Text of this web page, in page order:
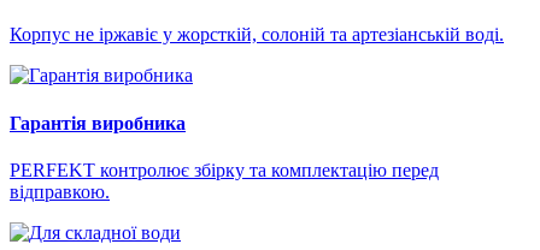
Корпус не іржавіє у жорсткій, солоній та артезіанській воді.
Гарантія виробника
PERFEKT контролює збірку та комплектацію перед
відправкою.